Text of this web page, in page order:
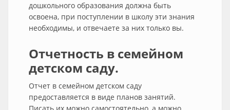
дошкольного образования должна быть
освоена, при поступлении в школу эти знания
необходимы, и отвечаете за них только вы.
Отчетность в семейном
детском саду.
Отчет в семейном детском саду
предоставляется в виде планов занятий.